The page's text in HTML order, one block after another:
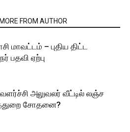
MORE FROM AUTHOR
மாவட்டம் – புதிய திட்ட
பதவி ஏற்பு
அலுவலர் வீட்டில் லஞ்ச
சோதனை?